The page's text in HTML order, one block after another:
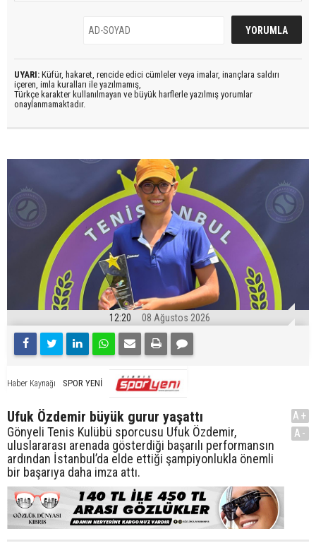
UYARI: Küfür, hakaret, rencide edici cümleler veya imalar, inançlara saldırı
içeren, imla kuralları ile yazılmamış,
Türkçe karakter kullanılmayan ve büyük harflerle yazılmış yorumlar
onaylanmamaktadır.
12:20 08 Ağustos 2026
Haber Kaynağı SPOR YENİ
Ufuk Özdemir büyük gurur yaşattı
Gönyeli Tenis Kulübü sporcusu Ufuk Özdemir,
uluslararası arenada gösterdiği başarılı performansın
ardından İstanbul’da elde ettiği şampiyonlukla önemli
bir başarıya daha imza attı.
A+
A-